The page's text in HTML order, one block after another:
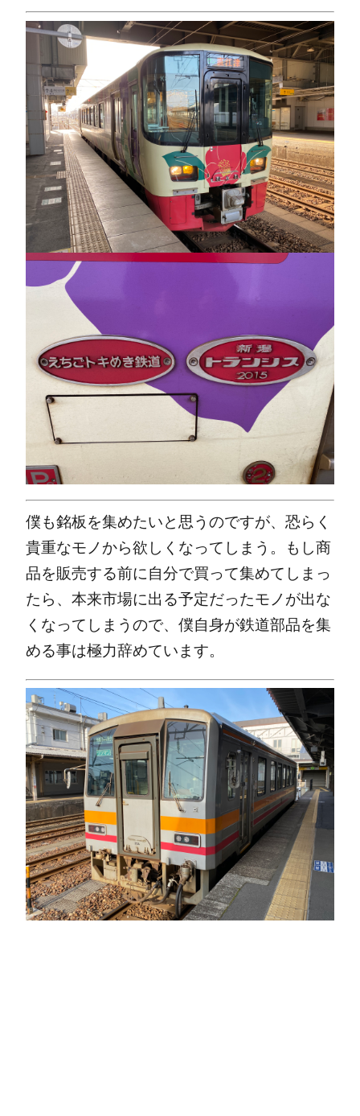
僕も銘板を集めたいと思うのですが、恐らく
貴重なモノから欲しくなってしまう。もし商
品を販売する前に自分で買って集めてしまっ
たら、本来市場に出る予定だったモノが出な
くなってしまうので、僕自身が鉄道部品を集
める事は極力辞めています。